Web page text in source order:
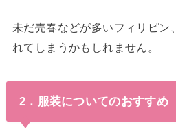
未だ売春などが多いフィリピン
れてしまうかもしれません。
2．服装についてのおすすめ